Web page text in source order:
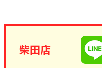
柴田店